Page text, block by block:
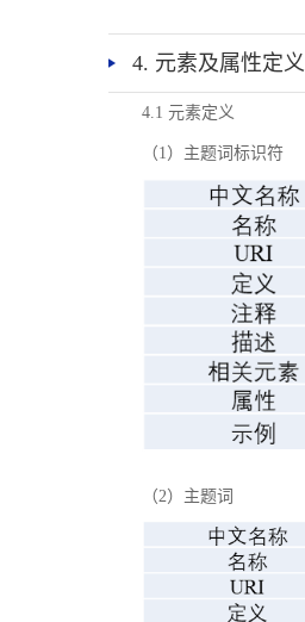
4. 元素及属性定义
4.1 元素定义
（1）主题词标识符
（2）主题词